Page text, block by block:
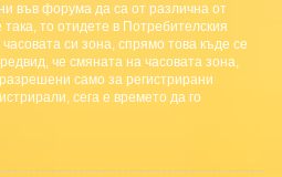
във форума да са от различна от
то отидете в Потребителския
си зона, спрямо това къде се
че смяната на часовата зона,
само за регистрирани
сега е времето да го